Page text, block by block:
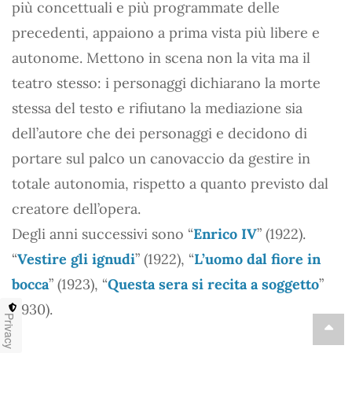
più concettuali e più programmate delle
precedenti, appaiono a prima vista più libere e
autonome. Mettono in scena non la vita ma il
teatro stesso: i personaggi dichiarano la morte
stessa del testo e rifiutano la mediazione sia
dell’autore che dei personaggi e decidono di
portare sul palco un canovaccio da gestire in
totale autonomia, rispetto a quanto previsto dal
creatore dell’opera.
Degli anni successivi sono “Enrico IV” (1922).
“Vestire gli ignudi” (1922), “L’uomo dal fiore in
bocca” (1923), “Questa sera si recita a soggetto”
(1930).
Privacy